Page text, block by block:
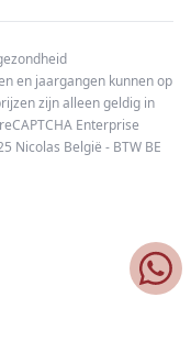
en jaargangen kunnen op
zijn alleen geldig in
Enterprise
Nicolas België - BTW BE